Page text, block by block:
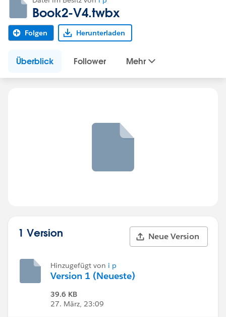
Book2-V4.twbx
Folgen Herunterladen
Überblick Follower Mehr
1 Version Neue Version
Hinzugefügt von i p
Version 1 (Neueste)
39.6 KB
27. März, 23:09